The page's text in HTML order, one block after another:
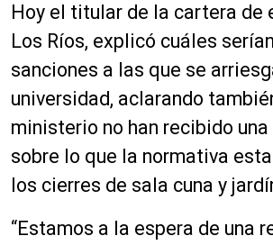
Hoy el titular de la cartera de
Los Ríos, explicó cuáles
sanciones a las que se
universidad, aclarando
ministerio no han recibido
sobre lo que la normativa
los cierres de sala cuna y
“Estamos a la espera de una